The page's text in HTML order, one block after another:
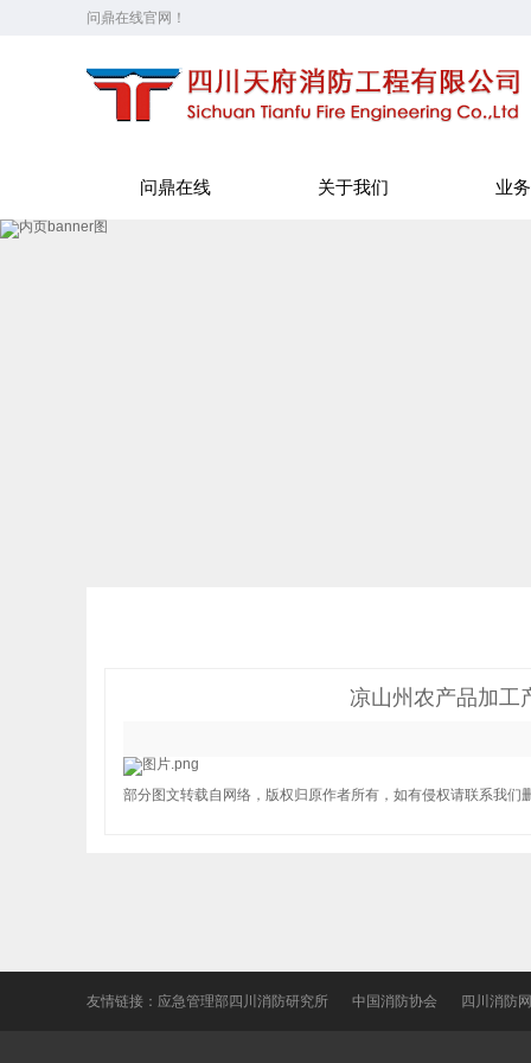
问鼎在线官网！
问鼎在线 关于我们 业
凉山州农产品加工
部分图文转载自网络，版权归原作者所有，如有侵权请联系我
友情链接： 应急管理部四川消防研究所 中国消防协会 四川消防网